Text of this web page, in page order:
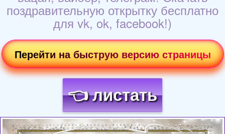
поздравительную открытку бесплатно
для vk, ok, facebook!)
Перейти на быструю версию страницы
👈 листать
Загрузка картинки...